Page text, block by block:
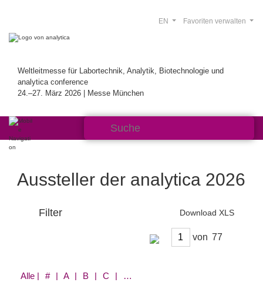
Weltleitmesse für Labortechnik, Analytik, Biotechnologie und
analytica conference
24.–27. März 2026 | Messe München
Favoriten verwalten
EN
Aussteller der analytica 2026
Filter Download XLS
von
Alle | # | A | B | C | D | E | F | G | H | I | J | K | L | M | N | O | P | Q | R | S | T | U | V | W | X | Y | Z